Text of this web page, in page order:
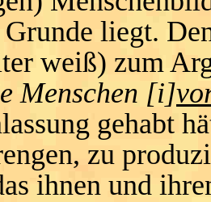
Grunde liegt.
weiß) zum
Menschen [i]
gehabt
zu
ihnen und